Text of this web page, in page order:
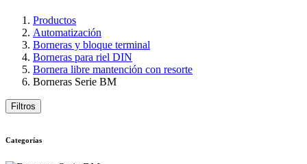
Productos
Automatización
Borneras y bloque terminal
Borneras para riel DIN
Bornera libre mantención con resorte
Borneras Serie BM
Filtros
Categorías